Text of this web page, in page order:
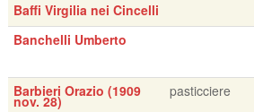
Baffi Virgilia nei Cincelli
Banchelli Umberto
Barbieri Orazio (1909
nov. 28)
pasticciere